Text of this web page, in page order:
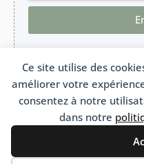
Ce site utilise des
améliorer votre
consentez à notre
dans notre
Association de soutien aux
Association Loi